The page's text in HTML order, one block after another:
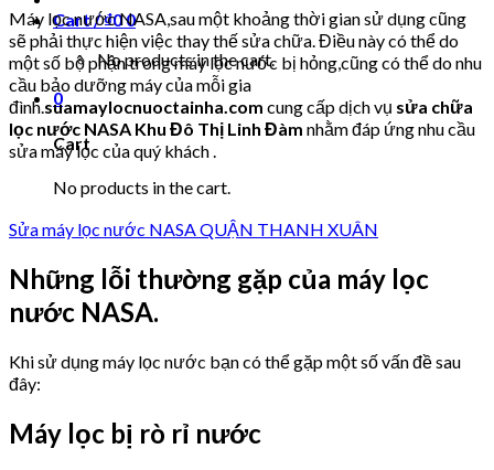
Cart /₫00
No products in the cart.
0
Cart
No products in the cart.
Máy lọc nước NASA,sau một khoảng thời gian sử dụng cũng
sẽ phải thực hiện việc thay thế sửa chữa. Điều này có thể do
một số bộ phận trong máy lọc nước bị hỏng,cũng có thể do nhu
cầu bảo dưỡng máy của mỗi gia
đình.suamaylocnuoctainha.com cung cấp dịch vụ sửa chữa
lọc nước NASA Khu Đô Thị Linh Đàm nhằm đáp ứng nhu cầu
sửa máy lọc của quý khách .
Sửa máy lọc nước NASA QUẬN THANH XUÂN
Những lỗi thường gặp của máy lọc
nước NASA.
Khi sử dụng máy lọc nước bạn có thể gặp một số vấn đề sau
đây:
Máy lọc bị rò rỉ nước